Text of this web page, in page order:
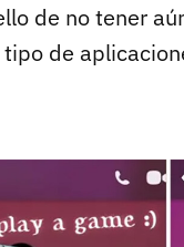
de no tener
de